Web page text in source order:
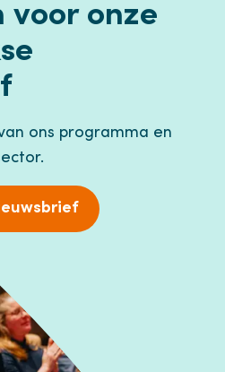
voor onze
ons programma en